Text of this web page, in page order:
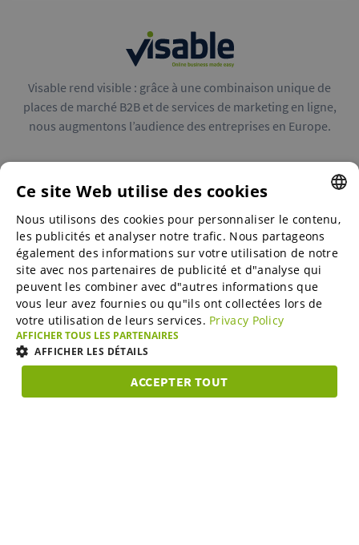
Visable rend visible : grâce à une combinaison unique de
places de marché B2B et de services de marketing en ligne,
nous augmentons l’audience des entreprises en Europe.
Places de marché B2B
Online Marketing Services
SME-Spotlight
Carrière
ENGLISH
ENGLISH
GERMAN
SPANISH
Ce site Web utilise des cookies
Nous utilisons des cookies pour personnaliser le contenu,
les publicités et analyser notre trafic. Nous partageons
également des informations sur votre utilisation de notre
site avec nos partenaires de publicité et d"analyse qui
peuvent les combiner avec d"autres informations que
vous leur avez fournies ou qu"ils ont collectées lors de
votre utilisation de leurs services. Privacy Policy
AFFICHER TOUS LES PARTENAIRES
AFFICHER LES DÉTAILS
ACCEPTER TOUT
STRICTEMENT